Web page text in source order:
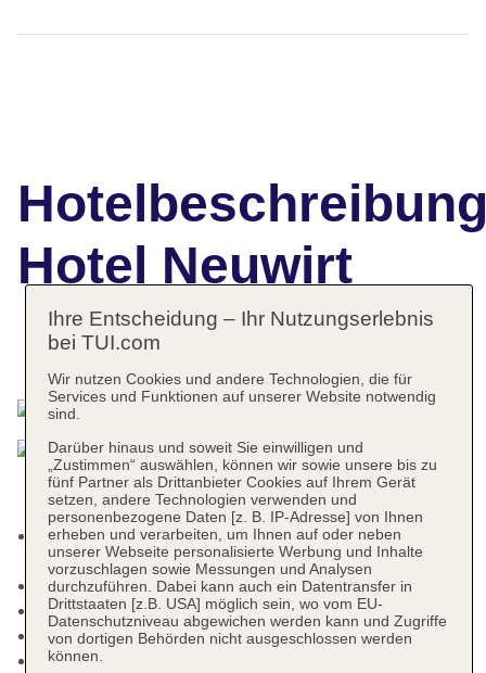
Hotel Neuwirt
Das bietet Ihre Unterkunft
Kurtaxe/Ökotaxe/Touristensteuer zahlbar vor Ort:
Barzahlung, pro Nacht ca. 2.60 EUR
Nichtraucherhotel
Check-in Zeit ab 15:00 Uhr
Check-out Zeit bis 10:00 Uhr
Hoteleröffnung: 1969
Ihre Entscheidung – Ihr Nutzungserlebnis
bei TUI.com
Wir nutzen Cookies und andere Technologien, die für
Services und Funktionen auf unserer Website notwendig
sind.
Darüber hinaus und soweit Sie einwilligen und
„Zustimmen“ auswählen, können wir sowie unsere bis zu
fünf Partner als Drittanbieter Cookies auf Ihrem Gerät
setzen, andere Technologien verwenden und
personenbezogene Daten [z. B. IP-Adresse] von Ihnen
erheben und verarbeiten, um Ihnen auf oder neben
unserer Webseite personalisierte Werbung und Inhalte
vorzuschlagen sowie Messungen und Analysen
durchzuführen. Dabei kann auch ein Datentransfer in
Drittstaaten [z.B. USA] möglich sein, wo vom EU-
Datenschutzniveau abgewichen werden kann und Zugriffe
von dortigen Behörden nicht ausgeschlossen werden
können.